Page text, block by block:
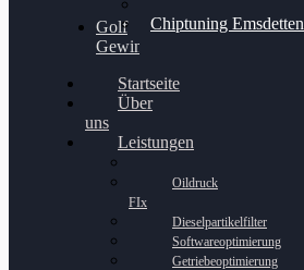
Chiptuning Emsdetten
Golf
Gewinnspiel
Startseite
Über
uns
Leistungen
Oildruck
FIx
Dieselpartikelfilter
Softwareoptimierung
Getriebeoptimierung